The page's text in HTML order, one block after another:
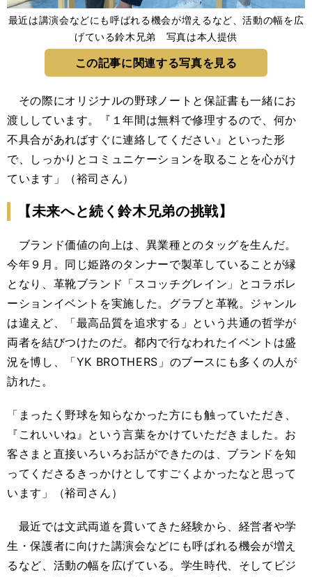
最近は講演会などにも呼ばれる機会が増えるなど、活動の幅を広
げている鈴木兄弟 写真は本人提供
この記事に関連する写真を見る
その際にオリジナルの野球ノートと保証書も一緒にお
渡ししています。『１年間は無料で修理するので、何か
不具合があればすぐに連絡してください』といった形
で、しっかりとコミュニケーションを取ることを心がけ
ています」（裕司さん）
【未来へと続く鈴木兄弟の挑戦】
ブランド価値の向上は、異業種とのタッグを生んだ。
今年９月。同じ姫路のタンナーで製革していることが縁
となり、革靴ブランド「スコッチグレイン」とコラボレ
ーションイベントを実施した。グラブと革靴。ジャンル
は違えど、「最高品質を追求する」という共通の哲学が
両者を結びつけたのだ。都内で行なわれたイベントは盛
況を博し、「YK BROTHERS」のブースにも多くの人が
訪れた。
「まったく野球を知らなかった方にも触っていただき、
『これいいね』という言葉をかけていただきました。お
客さまと直接いろいろお話ができたのは、ブランドを知
ってくださるきっかけとしてすごくよかったなと思って
います」（裕司さん）
最近では文武両道を貫いてきた経験から、経営者や学
生・保護者に向けた講演会などにも呼ばれる機会が増え
るなど、活動の幅を広げている。学生時代、そしてビジ